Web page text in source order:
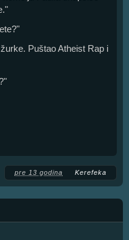
Puštao Atheist Rap i
pre 13 godina Kerefeka